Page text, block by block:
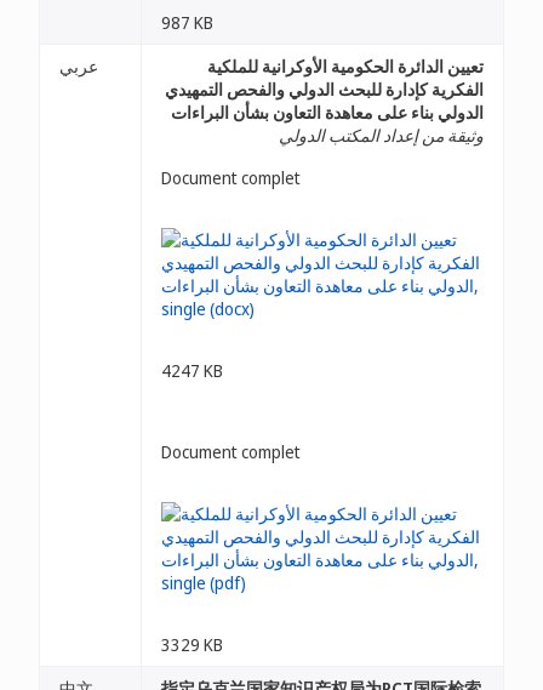
987 KB
عربي
تعيين الدائرة الحكومية الأوكرانية للملكية
الفكرية كإدارة للبحث الدولي والفحص التمهيدي
الدولي بناء على معاهدة التعاون بشأن البراءات
وثيقة من إعداد المكتب الدولي
Document complet
4247 KB
Document complet
3329 KB